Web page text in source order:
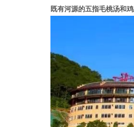
既有河源的五指毛桃汤和